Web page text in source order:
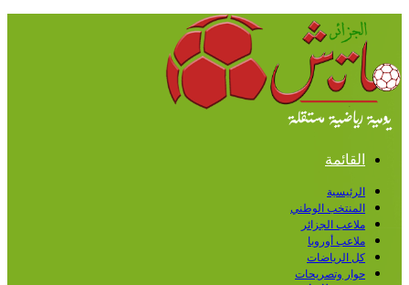
القائمة
الرئيسية
المنتخب الوطني
ملاعب الجزائر
ملاعب أوروبا
كل الرياضات
حوار وتصريحات